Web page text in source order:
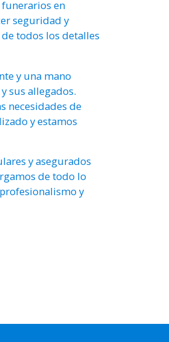
en
seguridad y
todos los detalles
y una mano
sus allegados.
necesidades de
y estamos
y asegurados
de todo lo
y